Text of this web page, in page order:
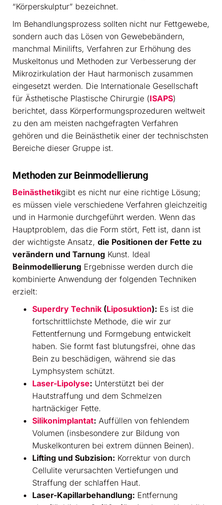
“Körperskulptur” bezeichnet.
Im Behandlungsprozess sollten nicht nur Fettgewebe,
sondern auch das Lösen von Gewebebändern,
manchmal Minilifts, Verfahren zur Erhöhung des
Muskeltonus und Methoden zur Verbesserung der
Mikrozirkulation der Haut harmonisch zusammen
eingesetzt werden. Die Internationale Gesellschaft
für Ästhetische Plastische Chirurgie (ISAPS)
berichtet, dass Körperformungsprozeduren weltweit
zu den am meisten nachgefragten Verfahren
gehören und die Beinästhetik einer der technischsten
Bereiche dieser Gruppe ist.
Methoden zur Beinmodellierung
Beinästhetikgibt es nicht nur eine richtige Lösung;
es müssen viele verschiedene Verfahren gleichzeitig
und in Harmonie durchgeführt werden. Wenn das
Hauptproblem, das die Form stört, Fett ist, dann ist
der wichtigste Ansatz, die Positionen der Fette zu
verändern und Tarnung Kunst. Ideal
Beinmodellierung Ergebnisse werden durch die
kombinierte Anwendung der folgenden Techniken
erzielt:
Superdry Technik (Liposuktion): Es ist die
fortschrittlichste Methode, die wir zur
Fettentfernung und Formgebung entwickelt
haben. Sie formt fast blutungsfrei, ohne das
Bein zu beschädigen, während sie das
Lymphsystem schützt.
Laser-Lipolyse: Unterstützt bei der
Hautstraffung und dem Schmelzen
hartnäckiger Fette.
Silikonimplantat: Auffüllen von fehlendem
Volumen (insbesondere zur Bildung von
Muskelkonturen bei extrem dünnen Beinen).
Lifting und Subzision: Korrektur von durch
Cellulite verursachten Vertiefungen und
Straffung der schlaffen Haut.
Laser-Kapillarbehandlung: Entfernung